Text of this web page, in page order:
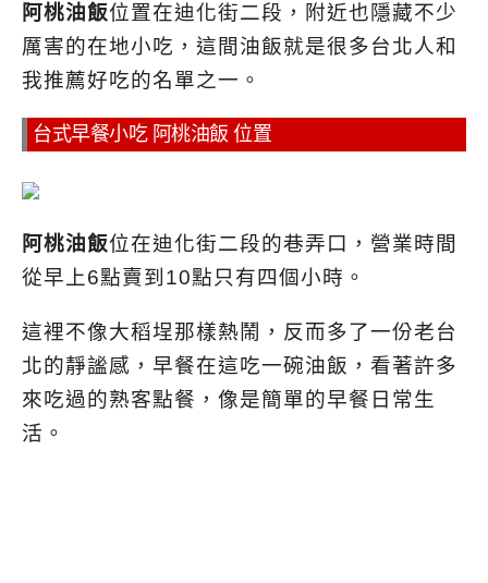
阿桃油飯位置在迪化街二段，附近也隱藏不少
厲害的在地小吃，這間油飯就是很多台北人和
我推薦好吃的名單之一。
台式早餐小吃 阿桃油飯 位置
阿桃油飯位在迪化街二段的巷弄口，營業時間
從早上6點賣到10點只有四個小時。
這裡不像大稻埕那樣熱鬧，反而多了一份老台
北的靜謐感，早餐在這吃一碗油飯，看著許多
來吃過的熟客點餐，像是簡單的早餐日常生
活。